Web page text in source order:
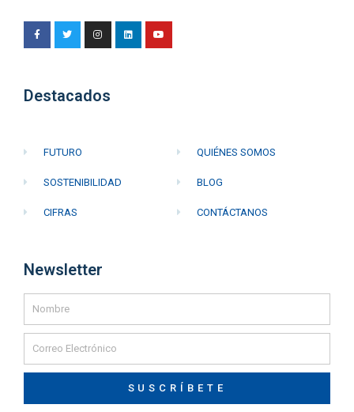
Destacados
FUTURO
SOSTENIBILIDAD
CIFRAS
QUIÉNES SOMOS
BLOG
CONTÁCTANOS
Newsletter
SUSCRÍBETE